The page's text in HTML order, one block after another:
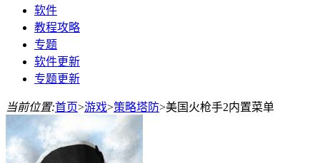
软件
教程攻略
专题
软件更新
专题更新
当前位置:首页>游戏>策略塔防>美国火枪手2内置菜单